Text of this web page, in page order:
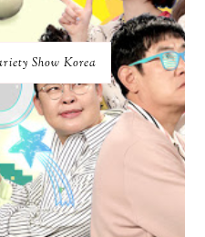
Show Korea